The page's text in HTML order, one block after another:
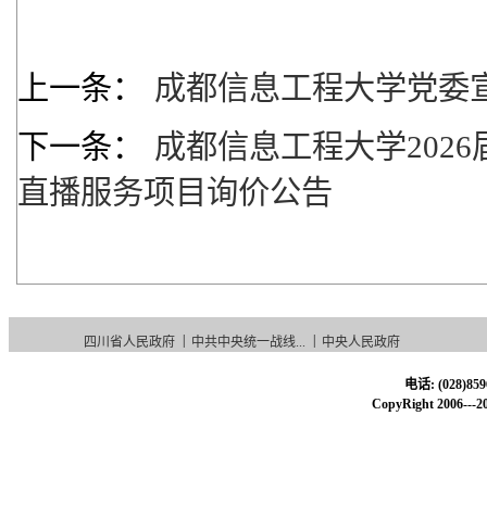
上一条：
成都信息工程大学党委
下一条：
成都信息工程大学
直播服务项目询价公告
四川省人民政府 中共中央统一战线... 中央人民政府
电话:
CopyRight 2006---